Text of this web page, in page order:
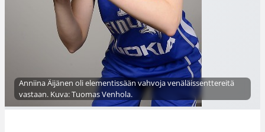
Anniina Äijänen oli elementissään vahvoja venäläissenttereitä
vastaan. Kuva: Tuomas Venhola.